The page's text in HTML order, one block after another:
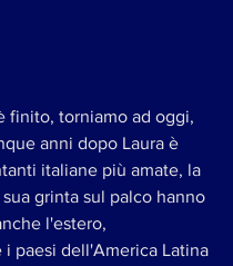
finito, torniamo ad oggi,
anni dopo Laura è
italiane più amate, la
grinta sul palco hanno
l'estero,
i paesi dell'America Latina